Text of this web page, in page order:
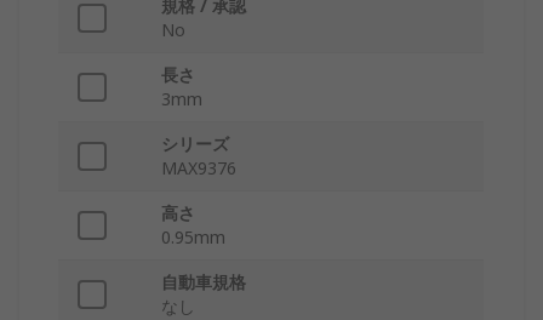
規格 / 承認
No
長さ
3mm
シリーズ
MAX9376
高さ
0.95mm
自動車規格
なし